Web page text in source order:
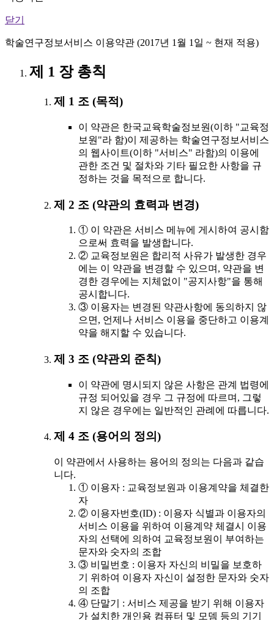
닫기
학술연구정보서비스 이용약관 (2017년 1월 1일 ~ 현재 적용)
제 1 장 총칙
제 1 조 (목적)
이 약관은 한국교육학술정보원(이하 "교육정
보원"라 함)이 제공하는 학술연구정보서비스
의 웹사이트(이하 "서비스" 라함)의 이용에
관한 조건 및 절차와 기타 필요한 사항을 규
정하는 것을 목적으로 합니다.
제 2 조 (약관의 효력과 변경)
① 이 약관은 서비스 메뉴에 게시하여 공시함
으로써 효력을 발생합니다.
② 교육정보원은 합리적 사유가 발생한 경우
에는 이 약관을 변경할 수 있으며, 약관을 변
경한 경우에는 지체없이 "공지사항"을 통해
공시합니다.
③ 이용자는 변경된 약관사항에 동의하지 않
으면, 언제나 서비스 이용을 중단하고 이용계
약을 해지할 수 있습니다.
제 3 조 (약관외 준칙)
이 약관에 명시되지 않은 사항은 관계 법령에
규정 되어있을 경우 그 규정에 따르며, 그렇
지 않은 경우에는 일반적인 관례에 따릅니다.
제 4 조 (용어의 정의)
이 약관에서 사용하는 용어의 정의는 다음과 같습
니다.
① 이용자 : 교육정보원과 이용계약을 체결한
자
② 이용자번호(ID) : 이용자 식별과 이용자의
서비스 이용을 위하여 이용계약 체결시 이용
자의 선택에 의하여 교육정보원이 부여하는
문자와 숫자의 조합
③ 비밀번호 : 이용자 자신의 비밀을 보호하
기 위하여 이용자 자신이 설정한 문자와 숫자
의 조합
④ 단말기 : 서비스 제공을 받기 위해 이용자
가 설치한 개인용 컴퓨터 및 모뎀 등의 기기